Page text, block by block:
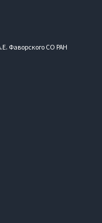
Фаворского СО РАН